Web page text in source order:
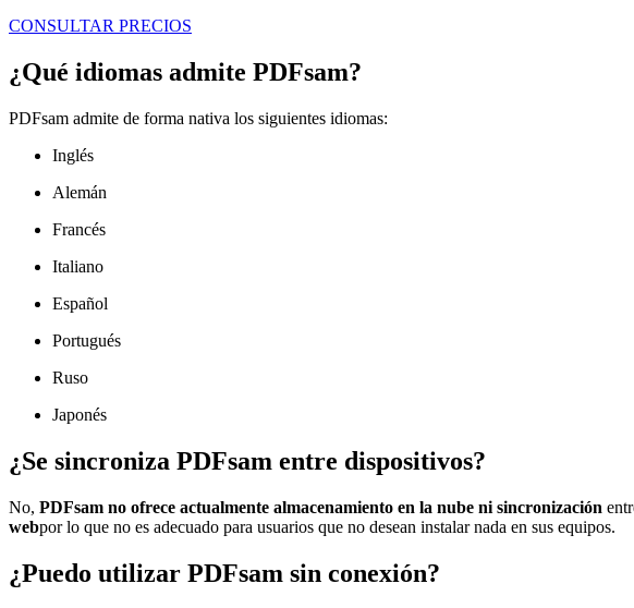
CONSULTAR PRECIOS
¿Qué idiomas admite PDFsam?
PDFsam admite de forma nativa los siguientes idiomas:
Inglés
Alemán
Francés
Italiano
Español
Portugués
Ruso
Japonés
¿Se sincroniza PDFsam entre dispositivos?
No, PDFsam no ofrece actualmente almacenamiento en la nube ni sincronización
webpor lo que no es adecuado para usuarios que no desean instalar nada en sus equipos.
¿Puedo utilizar PDFsam sin conexión?